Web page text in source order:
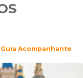
Acompanhante